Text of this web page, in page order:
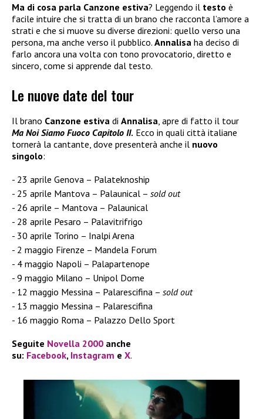
Ma di cosa parla Canzone estiva? Leggendo il testo è
facile intuire che si tratta di un brano che racconta l’amore a
strati e che si muove su diverse direzioni: quello verso una
persona, ma anche verso il pubblico. Annalisa ha deciso di
farlo ancora una volta con tono provocatorio, diretto e
sincero, come si apprende dal testo.
Le nuove date del tour
Il brano Canzone estiva di Annalisa, apre di fatto il tour
Ma Noi Siamo Fuoco Capitolo II. Ecco in quali città italiane
tornerà la cantante, dove presenterà anche il nuovo
singolo:
23 aprile Genova – Palateknoship
25 aprile Mantova – Palaunical – sold out
26 aprile – Mantova – Palaunical
28 aprile Pesaro – Palavitrifrigo
30 aprile Torino – Inalpi Arena
2 maggio Firenze – Mandela Forum
4 maggio Napoli – Palapartenope
9 maggio Milano – Unipol Dome
12 maggio Messina – Palarescifina – sold out
13 maggio Messina – Palarescifina
16 maggio Roma – Palazzo Dello Sport
Seguite Novella 2000 anche
su: Facebook, Instagram e X.